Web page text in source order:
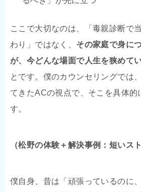
ここで大切なのは、「毒親診断で
わり」ではなく、 その家庭で身に
が、今どんな場面で人生を狭めて
とです。僕のカウンセリングでは
てきたACの視点で、そこを具体的
す。
（松野の体験＋解決事例：短いス
僕自身、昔は「頑張っているのに